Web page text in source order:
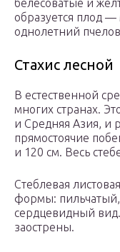
белесоватые и
образуется плод
однолетний
Стахис лесной
В естественной
многих странах.
и Средняя Азия, и
прямостоячие
и 120 см. Весь
Стеблевая
формы:
сердцевидный
заострены.